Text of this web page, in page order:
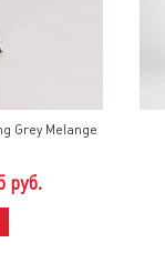
Grey Melange
руб.